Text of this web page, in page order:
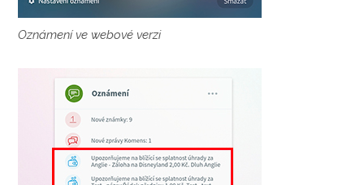
Oznámení ve webové verzi